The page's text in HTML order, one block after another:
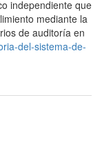
independiente que
mediante la
de auditoría en
del-sistema-de-